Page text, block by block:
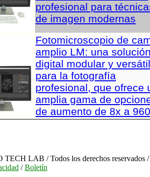
profesional para
de imagen modernas
Fotomicroscopio de
amplio LM: una
digital modular y versátil
para la fotografía
profesional, que ofrece
amplia gama de
de aumento de 8x a
LAB / Todos los derechos reservados /
/Boletín